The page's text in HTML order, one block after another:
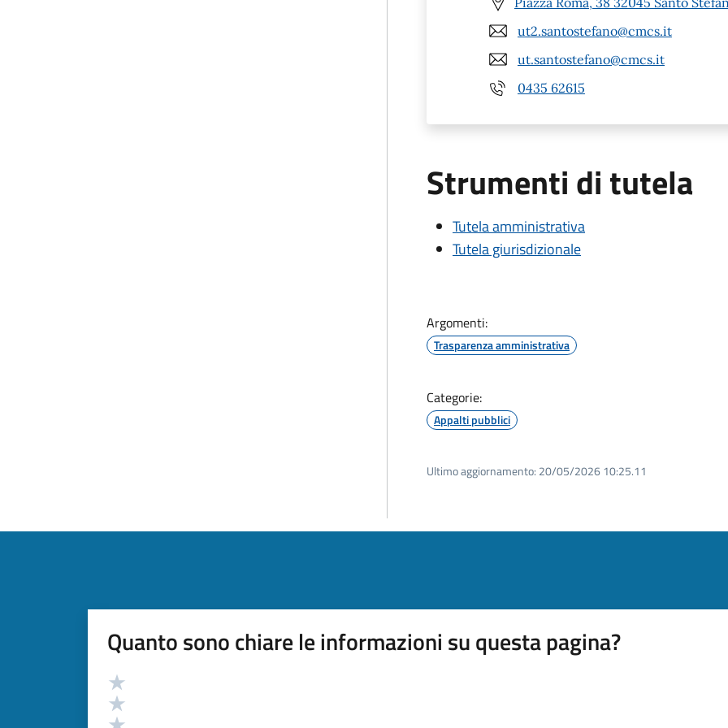
ut2.santostefano@cmcs.it
ut.santostefano@cmcs.it
0435 62615
Strumenti di tutela
Tutela amministrativa
Tutela giurisdizionale
Argomenti:
Trasparenza amministrativa
Categorie:
Appalti pubblici
Ultimo aggiornamento: 20/05/2026 10:25.11
Quanto sono chiare le informazioni su questa pagina?
Valutazione